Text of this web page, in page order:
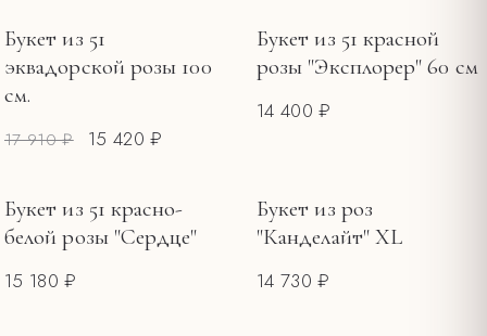
ЦЕНА, ₽
РАСПРОДАЖА
Букет из 51
эквадорской розы 100
см.
17 910 ₽ 15 420 ₽
Букет из 51 красной
розы "Эксплорер" 60 см
14 400 ₽
Букет из 51 красно-
белой розы "Сердце"
15 180 ₽
Букет из роз
"Канделайт" XL
14 730 ₽